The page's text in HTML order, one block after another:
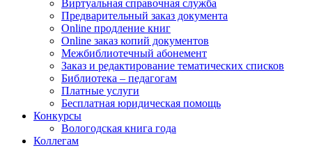
Виртуальная справочная служба
Предварительный заказ документа
Online продление книг
Online заказ копий документов
Межбиблиотечный абонемент
Заказ и редактирование тематических списков
Библиотека – педагогам
Платные услуги
Бесплатная юридическая помощь
Конкурсы
Вологодская книга года
Коллегам